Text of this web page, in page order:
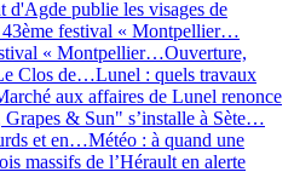
d'Agde publie les visages de
festival « Montpellier…
« Montpellier…Ouverture,
Clos de…Lunel : quels travaux
aux affaires de Lunel renonce
& Sun" s’installe à Sète…
et en…Météo : à quand une
massifs de l’Hérault en alerte